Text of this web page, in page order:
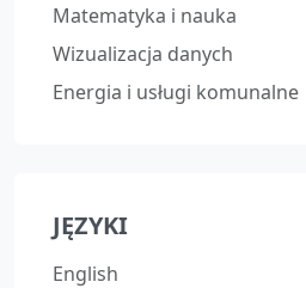
Matematyka i nauka
Wizualizacja danych
Energia i usługi komunalne
JĘZYKI
English